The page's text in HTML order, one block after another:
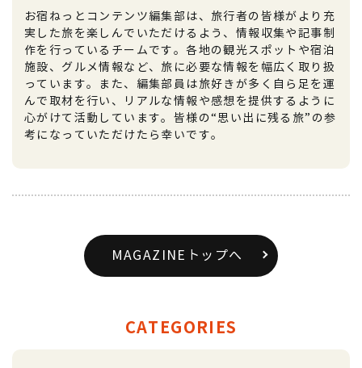
お宿ねっとコンテンツ編集部は、旅行者の皆様がより充
実した旅を楽しんでいただけるよう、情報収集や記事制
作を行っているチームです。各地の観光スポットや宿泊
施設、グルメ情報など、旅に必要な情報を幅広く取り扱
っています。また、編集部員は旅好きが多く自ら足を運
んで取材を行い、リアルな情報や感想を提供するように
心がけて活動しています。皆様の“思い出に残る旅”の参
考になっていただけたら幸いです。
MAGAZINEトップへ
CATEGORIES